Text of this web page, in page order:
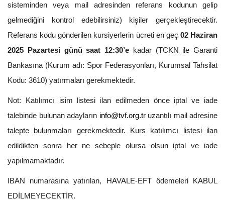
sisteminden veya mail adresinden referans kodunun gelip
gelmediğini kontrol edebilirsiniz) kişiler gerçekleştirecektir.
Referans kodu gönderilen kursiyerlerin ücreti en geç 02 Haziran
2025 Pazartesi günü saat 12:30’e kadar (TCKN ile Garanti
Bankasına (Kurum adı: Spor Federasyonları, Kurumsal Tahsilat
Kodu: 3610) yatırmaları gerekmektedir.
Not: Katılımcı isim listesi ilan edilmeden önce iptal ve iade
talebinde bulunan adayların info@tvf.org.truzantılı mail adresine
talepte bulunmaları gerekmektedir. Kurs katılımcı listesi ilan
edildikten sonra her ne sebeple olursa olsun iptal ve iade
yapılmamaktadır.
IBAN numarasına yatırılan, HAVALE-EFT ödemeleri KABUL
EDİLMEYECEKTİR.